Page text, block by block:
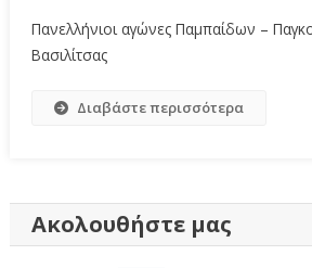
Πανελλήνιοι αγώνες Παμπαίδων –
Βασιλίτσας
Διαβάστε περισσότερα
Ακολουθήστε μας